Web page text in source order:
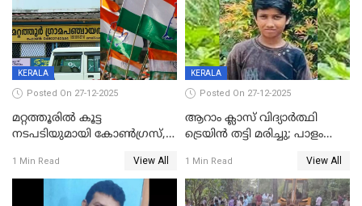
KERALA
Posted On 27-12-2025
മറ്റത്തൂരിൽ കൂട്ട
നടപടിയുമായി കോണ്‍ഗ്രസ്,
എട്ട് പേര്‍ ഉള്‍പ്പെടെ
പത്തുപേരെ പുറത്താക്കി,
ചൊവ്വന്നൂരിലും നടപടി
1 Min Read View All
KERALA
Posted On 27-12-2025
ആറാം ക്ലാസ് വിദ്യാർത്ഥി
ട്രെയിൻ തട്ടി മരിച്ചു; പാളം
അപകടം മലപ്പുറത്ത്
1 Min Read View All